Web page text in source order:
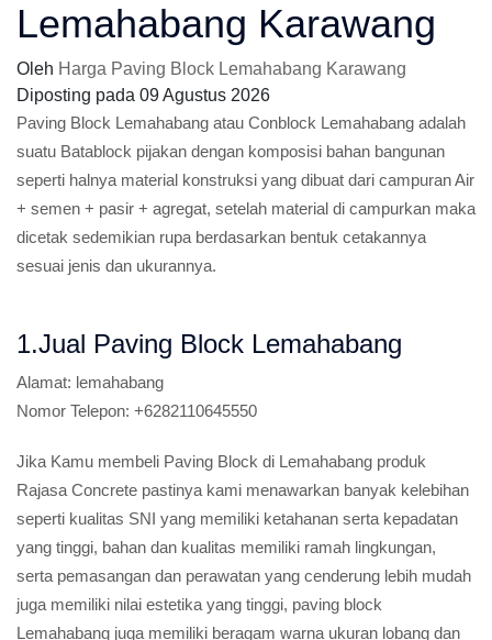
Lemahabang Karawang
Oleh Harga Paving Block Lemahabang Karawang
Diposting pada 09 Agustus 2026
Paving Block Lemahabang atau Conblock Lemahabang adalah
suatu Batablock pijakan dengan komposisi bahan bangunan
seperti halnya material konstruksi yang dibuat dari campuran Air
+ semen + pasir + agregat, setelah material di campurkan maka
dicetak sedemikian rupa berdasarkan bentuk cetakannya
sesuai jenis dan ukurannya.
1.Jual Paving Block Lemahabang
Alamat: lemahabang
Nomor Telepon: +6282110645550
Jika Kamu membeli Paving Block di Lemahabang produk
Rajasa Concrete pastinya kami menawarkan banyak kelebihan
seperti kualitas SNI yang memiliki ketahanan serta kepadatan
yang tinggi, bahan dan kualitas memiliki ramah lingkungan,
serta pemasangan dan perawatan yang cenderung lebih mudah
juga memiliki nilai estetika yang tinggi, paving block
Lemahabang juga memiliki beragam warna ukuran lobang dan